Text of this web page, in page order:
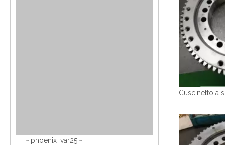
~!phoenix_var25!~
Cuscinetto a